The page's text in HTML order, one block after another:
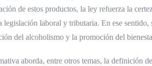
de estos productos, la ley refuerza la
legislación laboral y tributaria. En ese
del alcoholismo y la promoción del
aborda, entre otros temas, la definición